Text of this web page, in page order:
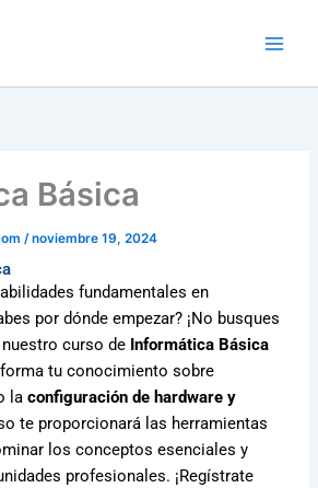
Básica
/noviembre 19, 2024
fundamentales en
por dónde empezar? ¡No busques
curso de Informática Básica
tu conocimiento sobre
laconfiguración de hardware y
te proporcionará las herramientas
los conceptos esenciales y
profesionales. ¡Regístrate